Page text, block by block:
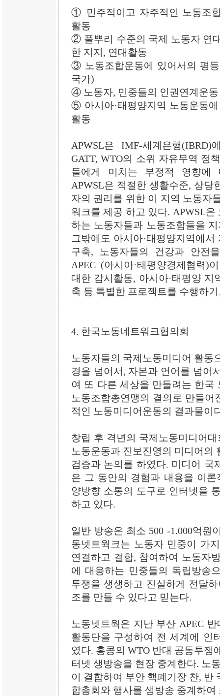
① 민주적이고 자주적인 노동조
활동
② 풀뿌리 수준의 국제 노동자 연
한 지지, 연대활동
③ 노동조합운동에 있어서의 평
국가)
④ 노동자, 민중들의 인권연계운동
⑤ 아시아·태평양지역 노동운동
활동
APWSL은 IMF-세계은행
GATT, WTO의 소위 자유무역 정
들에게 미치는 부정적 영향에
APWSL은 적절한 생활수준, 상당
자의 권리를 위한 이 지역 노동자
워크를 제공 하고 있다. APWSL
하는 노동자들과 노동조합들을
그밖에도 아시아·태평양지역에
구축, 노동자들의 건강과 안전
APEC (아시아·태평양경제협력)
대한 감시활동, 아시아·태평양
축 등 특별한 프로젝트를 수행하
4. 한국노동네트워크협의회
노동자들의 국제노동미디어 활동
경을 넘어서, 자본과 언어를 넘어
여 또 다른 세상을 만들려는 한국
노동조합총연맹의 결의로 만들
적인 노동미디어운동의 결과물이
창립 후 격년의 국제노동미디어
노동운동과 진보진영의 미디어의
검증과 논의를 하였다. 미디어 국
은 그 동안의 경험과 내용을 이
양방향 소통의 도구로 인터넷을
하고 있다.
일반 방송은 최소 500 -1.000억원
동넷트웍크는 노동자 민중이 가
연결하고 결합, 참여하여 노동자
에 대응하는 민중들의 독립방송
투쟁을 생생하고 진실하게 전달
조를 만들 수 있다고 믿는다.
노동넷트웍은 지난 부산 APEC
활동단을 구성하여 전 세계에 인
였다. 홍콩의 WTO 반대 공동투쟁
터넷 생방송을 현장 중계한다. 노
이 결합하여 부안 핵폐기장 찬, 반
합총회와 행사를 생방송 중계하